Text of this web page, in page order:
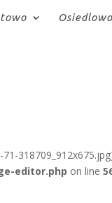
Osiedlowo
editor.php on line